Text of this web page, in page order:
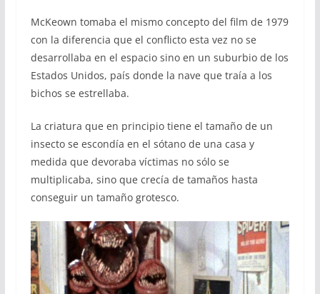
McKeown tomaba el mismo concepto del film de 1979
con la diferencia que el conflicto esta vez no se
desarrollaba en el espacio sino en un suburbio de los
Estados Unidos, país donde la nave que traía a los
bichos se estrellaba.
La criatura que en principio tiene el tamaño de un
insecto se escondía en el sótano de una casa y
medida que devoraba víctimas no sólo se
multiplicaba, sino que crecía de tamaños hasta
conseguir un tamaño grotesco.